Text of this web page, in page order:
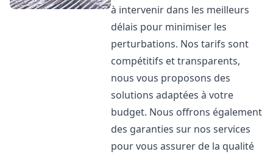
à intervenir dans les meilleurs
délais pour minimiser les
perturbations. Nos tarifs sont
compétitifs et transparents,
nous vous proposons des
solutions adaptées à votre
budget. Nous offrons également
des garanties sur nos services
pour vous assurer de la qualité